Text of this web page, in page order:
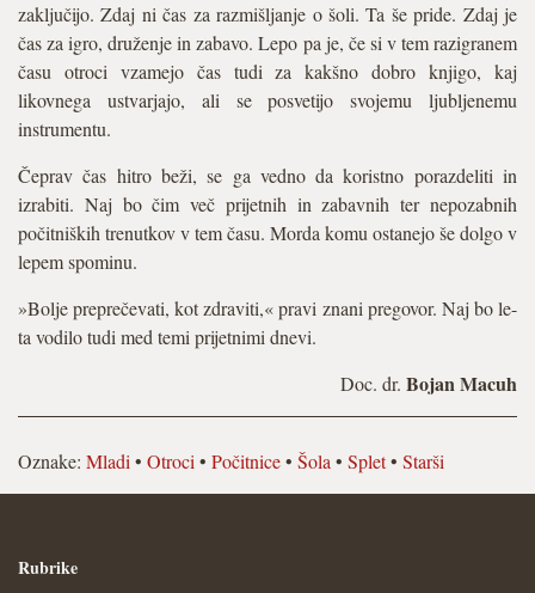
zaključijo. Zdaj ni čas za razmišljanje o šoli. Ta še pride. Zdaj je
čas za igro, druženje in zabavo. Lepo pa je, če si v tem razigranem
času otroci vzamejo čas tudi za kakšno dobro knjigo, kaj
likovnega ustvarjajo, ali se posvetijo svojemu ljubljenemu
instrumentu.
Čeprav čas hitro beži, se ga vedno da koristno porazdeliti in
izrabiti. Naj bo čim več prijetnih in zabavnih ter nepozabnih
počitniških trenutkov v tem času. Morda komu ostanejo še dolgo v
lepem spominu.
»Bolje preprečevati, kot zdraviti,« pravi znani pregovor. Naj bo le-
ta vodilo tudi med temi prijetnimi dnevi.
Doc. dr. Bojan Macuh
Oznake: Mladi • Otroci • Počitnice• Šola • Splet• Starši
Rubrike